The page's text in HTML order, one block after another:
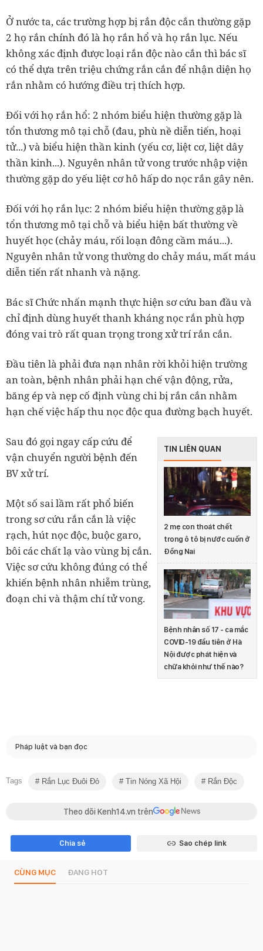
Ở nước ta, các trường hợp bị rắn độc cắn thường gặp
2 họ rắn chính đó là họ rắn hổ và họ rắn lục. Nếu
không xác định được loại rắn độc nào cắn thì bác sĩ
có thể dựa trên triệu chứng rắn cắn để nhận diện họ
rắn nhằm có hướng điều trị thích hợp.
Đối với họ rắn hổ: 2 nhóm biểu hiện thường gặp là
tổn thương mô tại chỗ (đau, phù nề diễn tiến, hoại
tử...) và biểu hiện thần kinh (yếu cơ, liệt cơ, liệt dây
thần kinh...). Nguyên nhân tử vong trước nhập viện
thường gặp do yếu liệt cơ hô hấp do nọc rắn gây nên.
Đối với họ rắn lục: 2 nhóm biểu hiện thường gặp là
tổn thương mô tại chỗ và biểu hiện bất thường về
huyết học (chảy máu, rối loạn đông cầm máu...).
Nguyên nhân tử vong thường do chảy máu, mất máu
diễn tiến rất nhanh và nặng.
Bác sĩ Chức nhấn mạnh thực hiện sơ cứu ban đầu và
chỉ định dùng huyết thanh kháng nọc rắn phù hợp
đóng vai trò rất quan trọng trong xử trí rắn cắn.
Đầu tiên là phải đưa nạn nhân rời khỏi hiện trường
an toàn, bệnh nhân phải hạn chế vận động, rửa,
băng ép và nẹp cố định vùng chi bị rắn cắn nhằm
hạn chế việc hấp thu nọc độc qua đường bạch huyết.
TIN LIÊN QUAN
2 mẹ con thoát chết
trong ô tô bị nước cuốn ở
Đồng Nai
Bệnh nhân số 17 - ca mắc
COVID-19 đầu tiên ở Hà
Nội được phát hiện và
chữa khỏi như thế nào?
Sau đó gọi ngay cấp cứu để
vận chuyển người bệnh đến
BV xử trí.
Một số sai lầm rất phổ biến
trong sơ cứu rắn cắn là việc
rạch, hút nọc độc, buộc garo,
bôi các chất lạ vào vùng bị cắn.
Việc sơ cứu không đúng có thể
khiến bệnh nhân nhiễm trùng,
đoạn chi và thậm chí tử vong.
Pháp luật và bạn đọc
Tags Rắn Lục Đuôi Đỏ Tin Nóng Xã Hội Rắn Độc
Theo dõi Kenh14.vn trên
Chia sẻ Sao chép link
CÙNG MỤC ĐANG HOT